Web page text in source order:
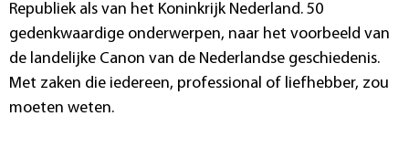
Republiek als van het Koninkrijk Nederland. 50
gedenkwaardige onderwerpen, naar het voorbeeld van
de landelijke Canon van de Nederlandse geschiedenis.
Met zaken die iedereen, professional of liefhebber, zou
moeten weten.